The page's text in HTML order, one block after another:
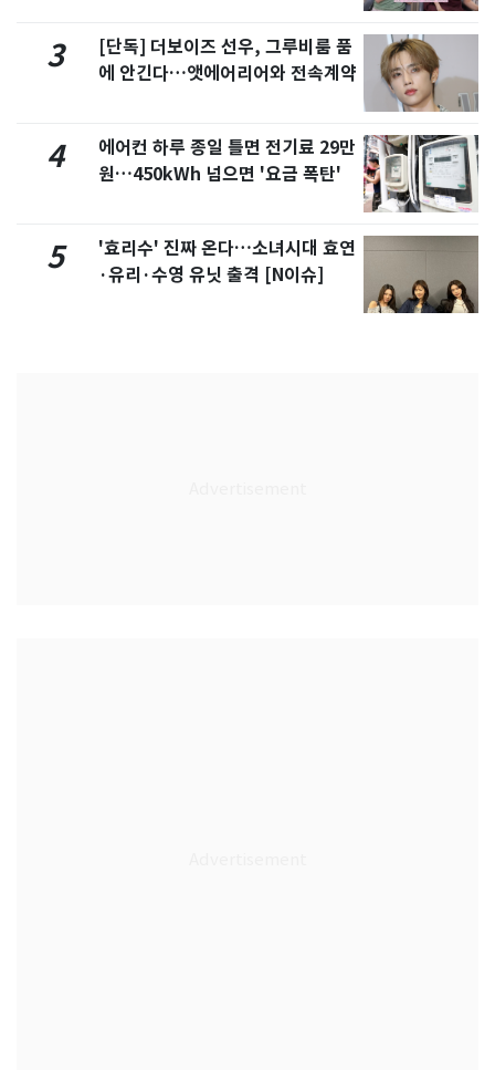
3
[단독] 더보이즈 선우, 그루비룸 품
에 안긴다…앳에어리어와 전속계약
4
에어컨 하루 종일 틀면 전기료 29만
원…450kWh 넘으면 '요금 폭탄'
5
'효리수' 진짜 온다…소녀시대 효연
·유리·수영 유닛 출격 [N이슈]